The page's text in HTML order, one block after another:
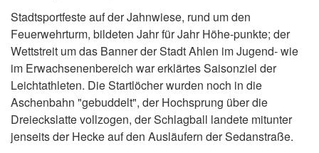
Stadtsportfeste auf der Jahnwiese, rund um den
Feuerwehrturm, bildeten Jahr für Jahr Höhe-punkte; der
Wettstreit um das Banner der Stadt Ahlen im Jugend- wie
im Erwachsenenbereich war erklärtes Saisonziel der
Leichtathleten. Die Startlöcher wurden noch in die
Aschenbahn "gebuddelt", der Hochsprung über die
Dreieckslatte vollzogen, der Schlagball landete mitunter
jenseits der Hecke auf den Ausläufern der Sedanstraße.